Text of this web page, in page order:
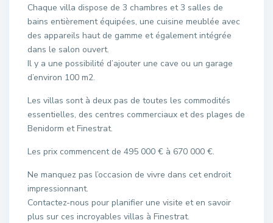
Chaque villa dispose de 3 chambres et 3 salles de
bains entièrement équipées, une cuisine meublée avec
des appareils haut de gamme et également intégrée
dans le salon ouvert.
Il y a une possibilité d’ajouter une cave ou un garage
d’environ 100 m2.
Les villas sont à deux pas de toutes les commodités
essentielles, des centres commerciaux et des plages de
Benidorm et Finestrat.
Les prix commencent de 495 000 € à 670 000 €.
Ne manquez pas l’occasion de vivre dans cet endroit
impressionnant.
Contactez-nous pour planifier une visite et en savoir
plus sur ces incroyables villas à Finestrat.